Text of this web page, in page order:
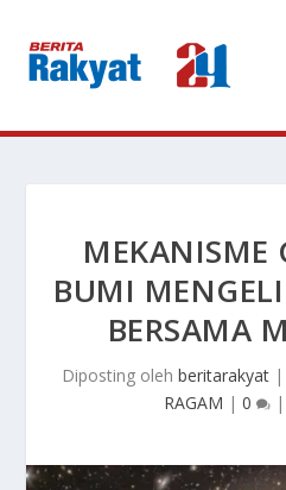
MEKANISME
BUMI
BERSAMA
Diposting oleh beritarakyat|
RAGAM | 0 |